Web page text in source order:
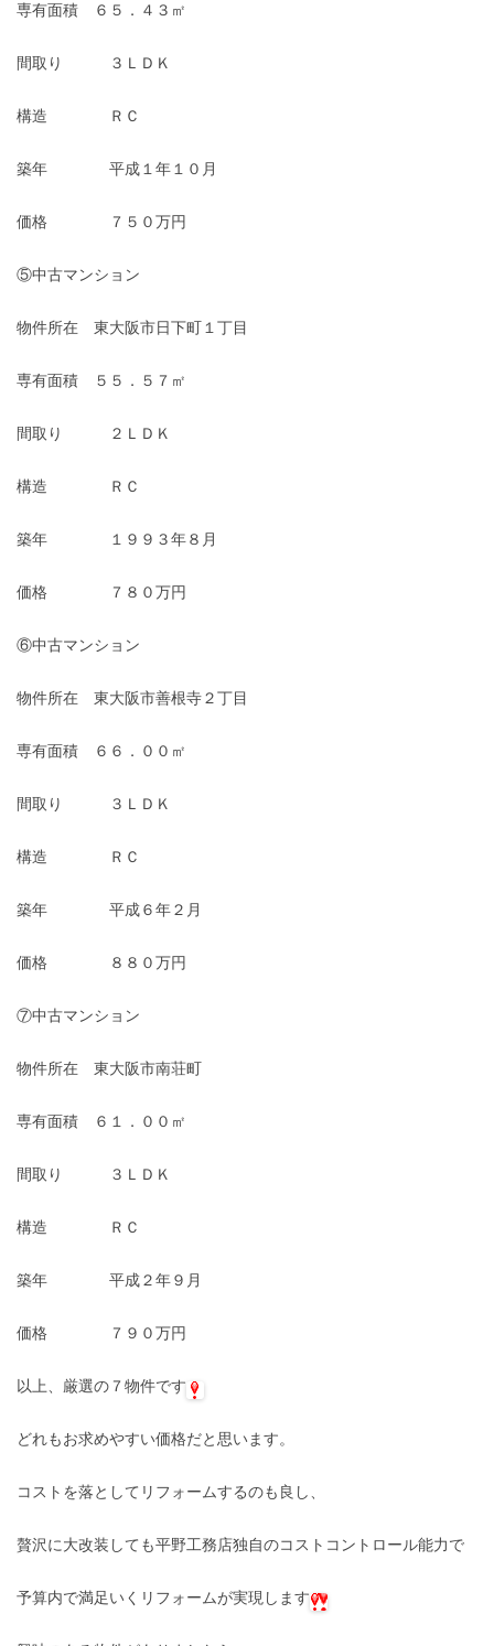
専有面積 ６５．４３㎡
間取り ３ＬＤＫ
構造 ＲＣ
築年 平成１年１０月
価格 ７５０万円
⑤中古マンション
物件所在 東大阪市日下町１丁目
専有面積 ５５．５７㎡
間取り ２ＬＤＫ
構造 ＲＣ
築年 １９９３年８月
価格 ７８０万円
⑥中古マンション
物件所在 東大阪市善根寺２丁目
専有面積 ６６．００㎡
間取り ３ＬＤＫ
構造 ＲＣ
築年 平成６年２月
価格 ８８０万円
⑦中古マンション
物件所在 東大阪市南荘町
専有面積 ６１．００㎡
間取り ３ＬＤＫ
構造 ＲＣ
築年 平成２年９月
価格 ７９０万円
以上、厳選の７物件です
どれもお求めやすい価格だと思います。
コストを落としてリフォームするのも良し、
贅沢に大改装しても平野工務店独自のコストコントロール能力で
予算内で満足いくリフォームが実現します